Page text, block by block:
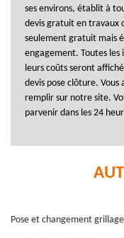
ses environs, établit à
devis gratuit en travaux
seulement gratuit mais
engagement. Toutes les
leurs coûts seront
devis pose clôture.
remplir sur notre site.
parvenir dans les 24
Pose et changement